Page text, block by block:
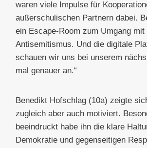
waren viele Impulse für
außerschulischen Partnern dabei.
ein Escape-Room zum Umgang mit
Antisemitismus. Und die digitale
schauen wir uns bei unserem
mal genauer an.“
Benedikt Hofschlag (10a) zeigte
zugleich aber auch motiviert.
beeindruckt habe ihn die klare
Demokratie und gegenseitigen